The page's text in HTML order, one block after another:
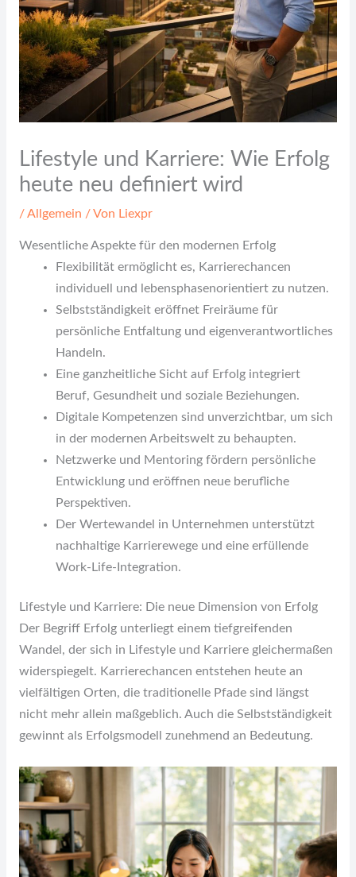
Lifestyle und Karriere: Wie Erfolg
heute neu definiert wird
/ Allgemein / Von Liexpr
Wesentliche Aspekte für den modernen Erfolg
Flexibilität ermöglicht es, Karrierechancen
individuell und lebensphasenorientiert zu nutzen.
Selbstständigkeit eröffnet Freiräume für
persönliche Entfaltung und eigenverantwortliches
Handeln.
Eine ganzheitliche Sicht auf Erfolg integriert
Beruf, Gesundheit und soziale Beziehungen.
Digitale Kompetenzen sind unverzichtbar, um sich
in der modernen Arbeitswelt zu behaupten.
Netzwerke und Mentoring fördern persönliche
Entwicklung und eröffnen neue berufliche
Perspektiven.
Der Wertewandel in Unternehmen unterstützt
nachhaltige Karrierewege und eine erfüllende
Work-Life-Integration.
Lifestyle und Karriere: Die neue Dimension von Erfolg
Der Begriff Erfolg unterliegt einem tiefgreifenden
Wandel, der sich in Lifestyle und Karriere gleichermaßen
widerspiegelt. Karrierechancen entstehen heute an
vielfältigen Orten, die traditionelle Pfade sind längst
nicht mehr allein maßgeblich. Auch die Selbstständigkeit
gewinnt als Erfolgsmodell zunehmend an Bedeutung.